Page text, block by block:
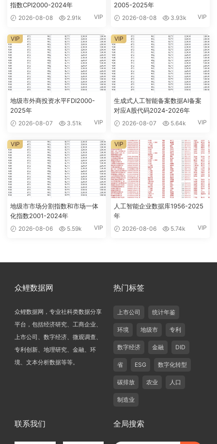
指数CPI2000-2024年
2026-08-08 2.91k VIP
2005-2025年
2026-08-08 3.93k VIP
地级市外商投资水平FDI2000-
2025年
2026-08-07 3.51k VIP
VIP
生成式人工智能备案数据AI备案
对应A股代码2024-2026年
2026-08-07 5.64k VIP
VIP
地级市市场分割指数和市场一体
化指数2001-2024年
2026-08-06 5.59k VIP
VIP
人工智能企业数据库1956-2025
年
2026-08-06 5.74k VIP
VIP
众鲤数据网
众鲤数据网，专业社科类数据分享
平台，包括经济研究、工商企业、
上市公司、数字经济、微观调查、
专利创新、地理研究、金融、环
境、文本分析数据等等。
热门标签
上市公司 统计年鉴
环境 地级市 专利
数字经济 金融 DID
省 ESG 数字化转型
碳排放 农业 人口
制造业
联系我们 全局搜索